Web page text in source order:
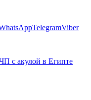
TelegramViber
с акулой в Египте